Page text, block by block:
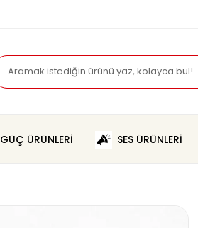
GÜÇ ÜRÜNLERİ SES ÜRÜNLERİ